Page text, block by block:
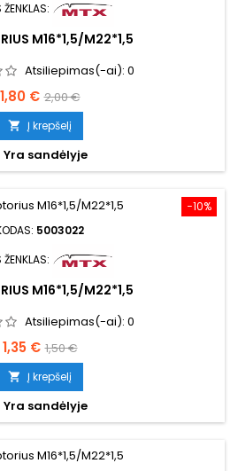
ŽENKLAS:
M16*1,5/M22*1,5
Atsiliepimas(-ai): 0
Kaina
1,80 € Bazinė
kaina
2,00 €
 Į krepšelį
Yra sandėlyje
−10%
5003022
ŽENKLAS:
M16*1,5/M22*1,5
Atsiliepimas(-ai): 0
Kaina
1,35 € Bazinė
kaina
1,50 €
 Į krepšelį
Yra sandėlyje